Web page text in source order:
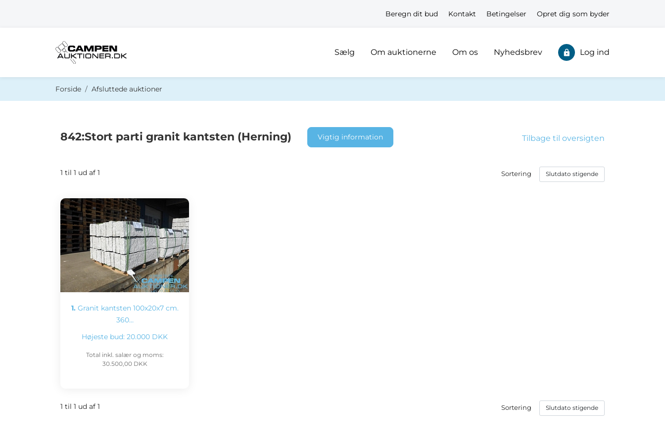
Beregn dit bud Kontakt Betingelser Opret dig som byder
Sælg Om auktionerne Om os Nyhedsbrev Log ind
Forside Afsluttede auktioner
Tilbage til oversigten
842:Stort parti granit kantsten (Herning) Vigtig information
1 til 1 ud af 1 Sortering
1. Granit kantsten 100x20x7 cm.
360…
Højeste bud: 20.000 DKK
Total inkl. salær og moms:
30.500,00 DKK
1 til 1 ud af 1 Sortering